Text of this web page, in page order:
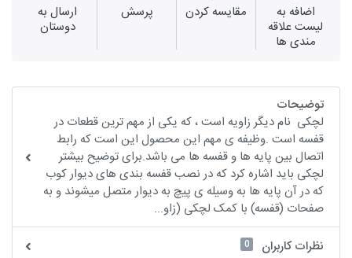
اضافه به
لیست علاقه
مندی ها
مقايسه كردن پرسش ارسال به
دوستان
توضیحات
لچکی نام دیگر زاویه است ، که یکی از مهم ترین قطعات در
قفسه است .وظیفه ی مهم این محصول این است که رابط
اتصال بین پایه ها و قفسه ها می باشد.برای توضیح بیشتر
لچکی باید اشاره کرد که در نصب قفسه بندی های دیوار کوب
که در آن پایه ها به وسیله ی پیچ به دیوار متصل میشوند و به
صفحات (قفسه) با کمک لچکی (زاو...
نظرات کاربران
0